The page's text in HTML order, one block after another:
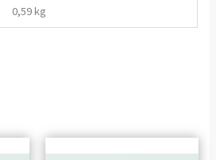
0,59 kg